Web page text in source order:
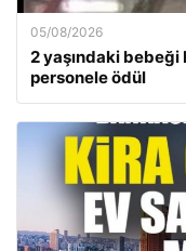
05/08/2026
2 yaşındaki
personele ödül